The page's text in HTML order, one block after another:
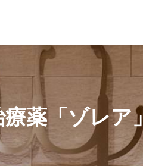
薬「ゾレア